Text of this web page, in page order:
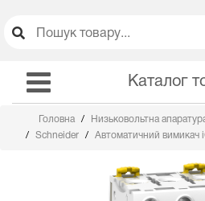
Каталог
Головна Низьковольтна
Schneider
Автоматичний вимикач